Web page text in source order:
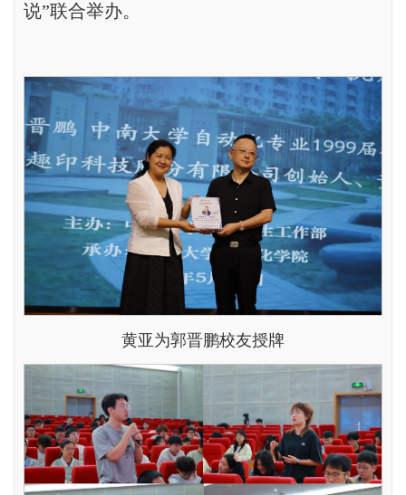
说”联合举办。
黄亚为郭晋鹏校友授牌